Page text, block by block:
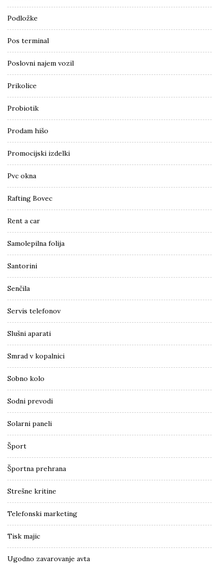
Podložke
Pos terminal
Poslovni najem vozil
Prikolice
Probiotik
Prodam hišo
Promocijski izdelki
Pvc okna
Rafting Bovec
Rent a car
Samolepilna folija
Santorini
Senčila
Servis telefonov
Slušni aparati
Smrad v kopalnici
Sobno kolo
Sodni prevodi
Solarni paneli
Šport
Športna prehrana
Strešne kritine
Telefonski marketing
Tisk majic
Ugodno zavarovanje avta